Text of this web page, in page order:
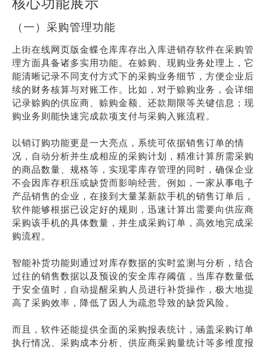
（一）采购管理功能
上街在线网页版金蝶仓库库存出入库进销存软件在采购管
理方面具备诸多实用功能。在赊购、现购业务处理上，它
能清晰记录不同支付方式下的采购业务细节，方便企业后
续的财务核算与对账工作。比如，对于赊购业务，会详细
记录赊购的供应商、赊购金额、还款期限等关键信息；现
购业务则能快速完成款项支付与采购入账流程。
以销订购功能更是一大亮点，系统可依据销售订单的情
况，自动分析并生成相应的采购计划，精准计算所需采购
的商品数量、规格等，实现零库存管理的同时，确保企业
不会因库存积压或缺货而影响经营。例如，一家从事电子
产品销售的企业，在接到大量某新款手机的销售订单后，
软件能够根据已设定好的规则，迅速计算出需要向供应商
采购该手机的具体数量，并生成采购订单，高效地完成采
购流程。
智能补货功能则通过对库存数据的实时监测与分析，结合
过往的销售数据以及预设的安全库存阈值，当库存数量低
于安全值时，自动提醒采购人员进行补货操作，极大地提
高了采购效率，降低了因人为疏忽导致的缺货风险。
而且，软件还能提供全面的采购报表统计，涵盖采购订单
执行情况、采购成本分析、供应商采购量统计等多维度报